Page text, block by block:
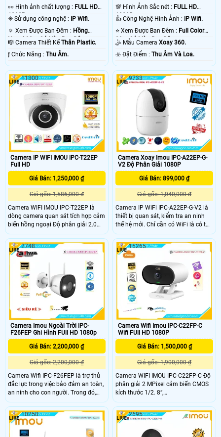
️👀 Hình ảnh chất lượng : FULL HD
1080P .
✳️ Sử dụng công nghệ :
IP Wifi.
🔅 Xem Được Ban Đêm : Hồng
Ngoại 30m Có Màu Ban Ðêm.
🎼️ Camera Thiết Kế Thân Plastic.
️ƒ Chức Năng : Thu Âm.
💯 Hình Ảnh Sắc nét : FULL HD
1080P .
👍 Công Nghệ Hình Ảnh :
IP Wifi.
⭐ Xem Được Ban Đêm : Full Color
30m Có Màu Ban Ðêm.
🤹 Mẫu CameraXoay 360.
️☣️ Đặt Điểm :Thu Âm Và Loa.
Camera IP WIFI IMOU IPC-T22EP
Full HD
Giá Bán: 1,250,000 ₫
Giá gốc: 1,586,000 ₫
Camera WIFI IMOU IPC-T22EP là
dòng camera quan sát tích hợp cảm
biến hồng ngoại Độ phân giải 2.0
MP cảm biến CMOS kích thước 1/2.
8”,
25/30fps@4.0M(1920X1080),Chuẩn
nén H
11300
Camera Xoay Imou IPC-A22EP-G-
V2 Độ Phân Giải 1080P
Giá Bán: 899,000 ₫
Giá gốc: 1,040,000 ₫
Camera IP WiFi IPC-A22EP-G-V2 là
thiết bị quan sát, kiểm tra an ninh
thế hệ mới. Chỉ cần có WiFi là có thể
kết nối trực tiếp với các thiết bị
ngoại vi như điện thoại di động, máy
tính bảng, laptop. . Sử dụng công
nghệ điện toán đám mây, hoặc thẻ
nhớ để lưu trữ nên không cần tới
đầu thu, ổ cứng để lưu trữ và kéo
dây phức tạp
9733
Camera Imou Ngoài Trời IPC-
F26FEP Ghi Hình FUll HD 1080p
Giá Bán: 2,200,000 ₫
Giá gốc: 2,200,000 ₫
Camera Wifi IPC-F26FEP là trợ thủ
đắc lực trong việc bảo đảm an toàn,
an ninh cho con người. Trong đó,
camera IP được nhiều khách hàng
tin dùng vì quan sát hình ảnh sắc
nét, độ phân giải cao, chỉ cần kết nối
với internet là có thể quan sát từ xa.
2748
Camera Wifi Imou IPC-C22FP-C
Wifi FUll HD 1080P
Giá Bán: 1,500,000 ₫
Giá gốc: 1,900,000 ₫
Camera WIFI IMOU IPC-C22FP-C Độ
phân giải 2 MPixel cảm biến CMOS
kích thước 1/2. 8”,
25/30fps@2MP(1920×1080),Tính
năng phát hiện con người, phát hiện
âm thanh bất thường, đàm thoại hai
(AP),Ống kính cố định 2. 8mm cho
15265
10250 2695